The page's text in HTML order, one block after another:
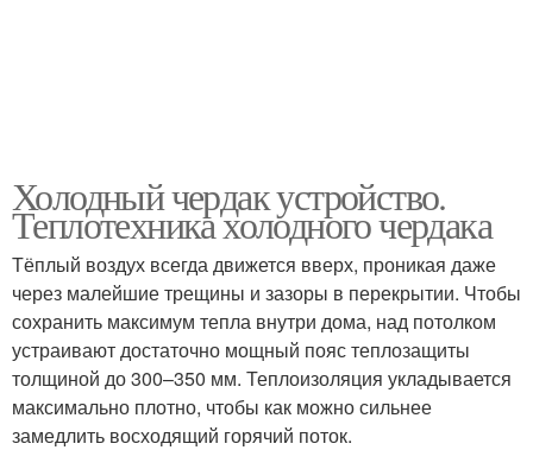
Холодный чердак устройство.
Теплотехника холодного чердака
Тёплый воздух всегда движется вверх, проникая даже
через малейшие трещины и зазоры в перекрытии. Чтобы
сохранить максимум тепла внутри дома, над потолком
устраивают достаточно мощный пояс теплозащиты
толщиной до 300–350 мм. Теплоизоляция укладывается
максимально плотно, чтобы как можно сильнее
замедлить восходящий горячий поток.